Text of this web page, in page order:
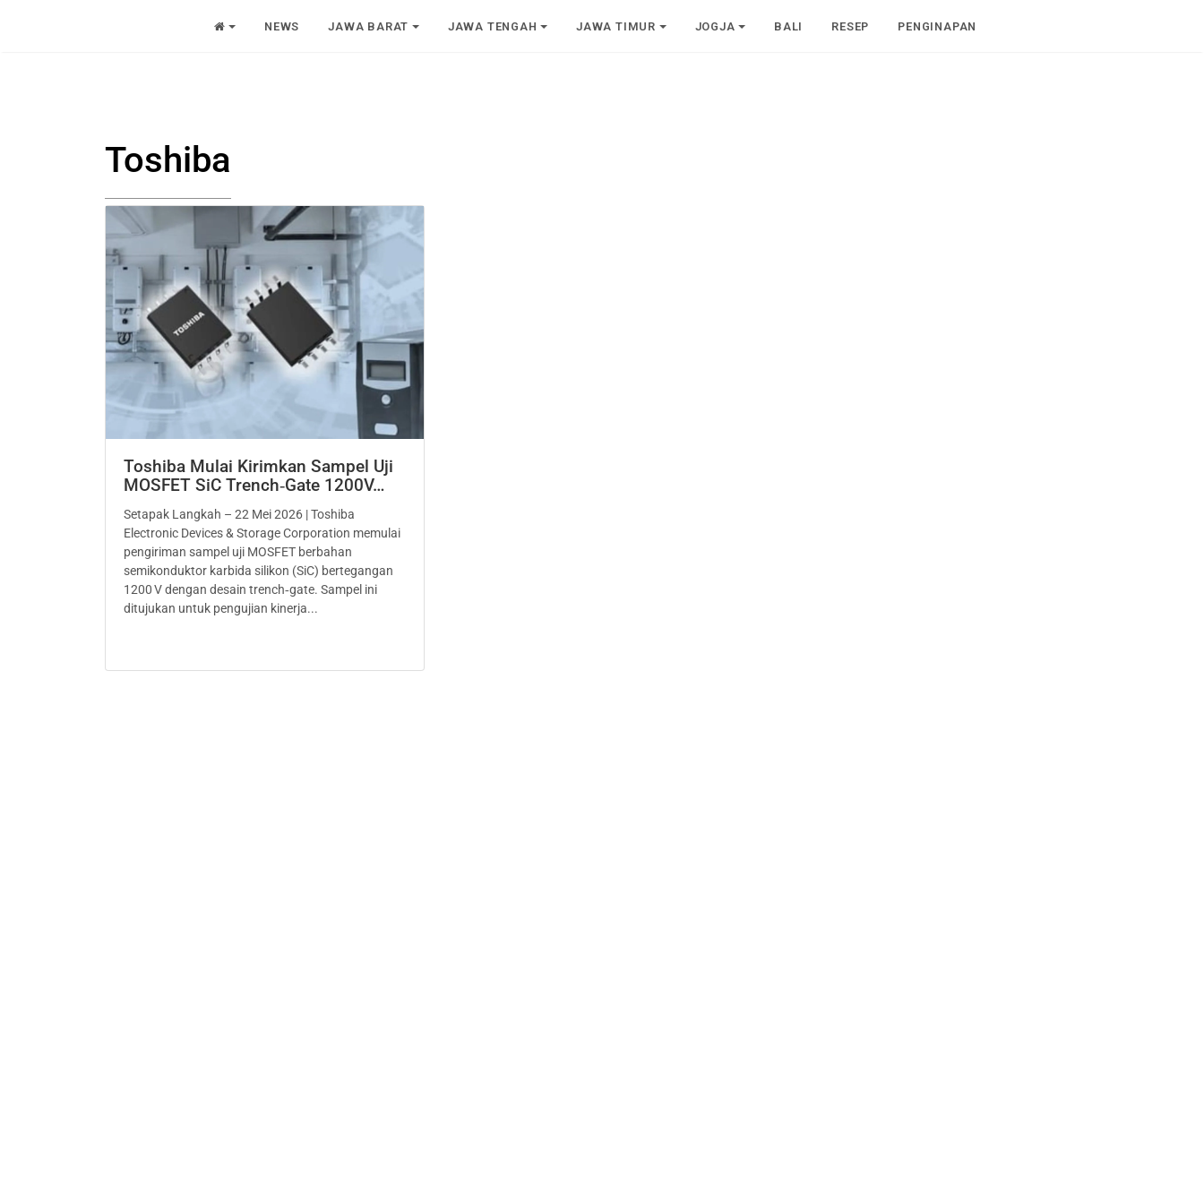
NEWS JAWA BARAT JAWA TENGAH JAWA TIMUR JOGJA BALI RESEP PENGINAPAN
Toshiba
Toshiba Mulai Kirimkan Sampel Uji
MOSFET SiC Trench‑Gate 1200V…
Setapak Langkah – 22 Mei 2026 | Toshiba
Electronic Devices & Storage Corporation memulai
pengiriman sampel uji MOSFET berbahan
semikonduktor karbida silikon (SiC) bertegangan
1200 V dengan desain trench‑gate. Sampel ini
ditujukan untuk pengujian kinerja...